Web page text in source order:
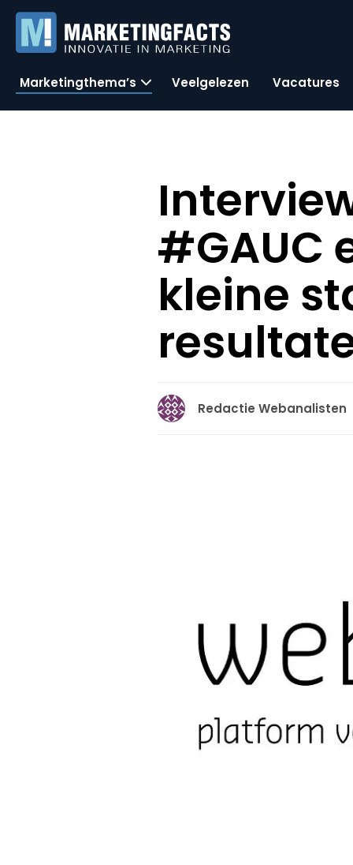
Marketingthema’s Veelgelezen Vacatures
#GAUC
kleine
Redactie Webanalisten